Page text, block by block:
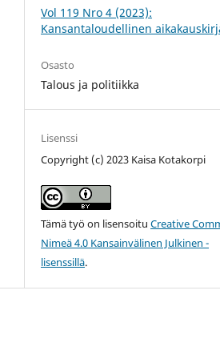
Vol 119 Nro 4 (2023):
Kansantaloudellinen
Osasto
Talous ja politiikka
Lisenssi
Copyright (c) 2023 Kaisa Kotakorpi
Tämä työ on lisensoituCreative
Nimeä 4.0 Kansainvälinen Julkinen -
lisenssillä.